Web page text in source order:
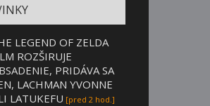
LEGEND OF ZELDA
ROZŠIRUJE
PRIDÁVA SA
LACHMAN YVONNE
LATUKEFU [pred 2 hod.]